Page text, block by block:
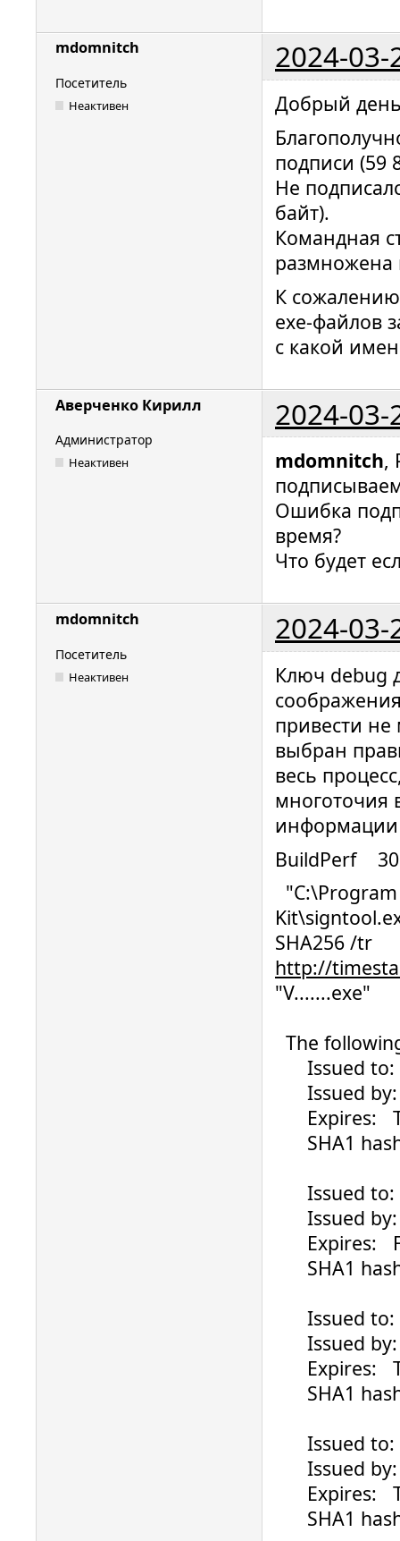
mdomnitch 2024-03-
Посетитель
Неактивен
Добрый
подписи (59
Не
байт).
Командная
размножена
К
exe-файлов
с какой
Аверченко Кирилл 2024-03-
Администратор
Неактивен mdomnitch,
Ошибка
время?
Что будет
mdomnitch 2024-03-
Посетитель
Неактивен
Ключ debug
привести не
выбран
весь
многоточия
информации
BuildPerf
SHA256 /tr
http://
"V.......exe"
The
Issued to:
Issued by:
Expires:
SHA1
Issued to:
Issued by:
Expires:
SHA1
Issued to:
Issued by:
Expires:
SHA1
Issued to:
Issued by:
Expires:
SHA1